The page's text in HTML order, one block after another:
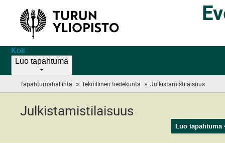
Koti
Luo tapahtuma
Tapahtumahallinta » Teknillinen tiedekunta » Julkistamistilaisuus
are
Julkistamistilaisuus
Luo tapahtuma